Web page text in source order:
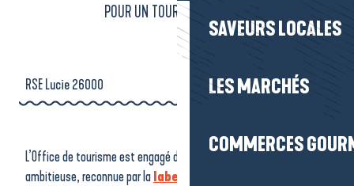
SAVEURS LOCALES
LES MARCHÉS
COMMERCES
POUR UN TOURISME DURABLE
RSE Lucie 26000
Tourisme et handicap
L’Office de tourisme est engagé dans une politique RSE
ambitieuse, reconnue par lalabellisation LUCIE 26000